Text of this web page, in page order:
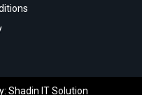
Shadin IT Solution